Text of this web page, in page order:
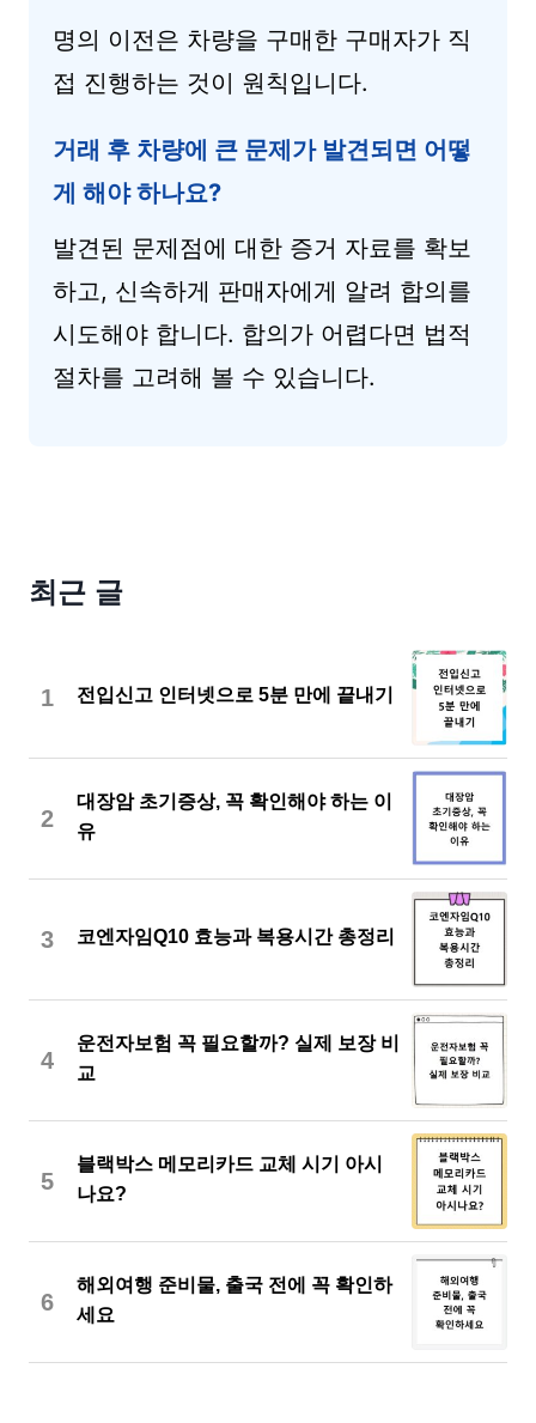
명의 이전은 차량을 구매한 구매자가 직
접 진행하는 것이 원칙입니다.
거래 후 차량에 큰 문제가 발견되면 어떻
게 해야 하나요?
발견된 문제점에 대한 증거 자료를 확보
하고, 신속하게 판매자에게 알려 합의를
시도해야 합니다. 합의가 어렵다면 법적
절차를 고려해 볼 수 있습니다.
최근 글
1 전입신고 인터넷으로 5분 만에 끝내기
2
대장암 초기증상, 꼭 확인해야 하는 이
유
3 코엔자임Q10 효능과 복용시간 총정리
4
운전자보험 꼭 필요할까? 실제 보장 비
교
5
블랙박스 메모리카드 교체 시기 아시
나요?
6
해외여행 준비물, 출국 전에 꼭 확인하
세요